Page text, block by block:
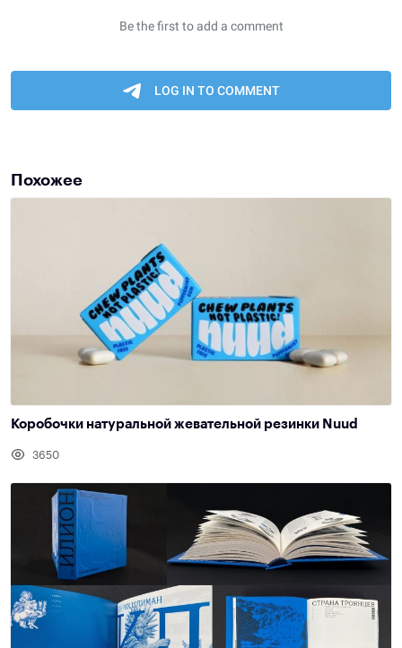
Похожее
Коробочки натуральной жевательной резинки Nuud
3650